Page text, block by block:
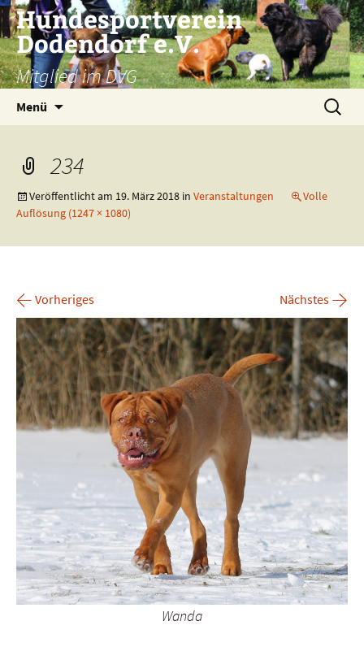
Zum
Inhalt
springen
Hundesportverein
Dodendorf e.V.
Mitglied im DVG
Menü
Suchen
nach:
234
Veröffentlicht am 19. März 2018 in Veranstaltungen
Volle
Auflösung (1247 × 1080)
← Vorheriges Nächstes →
Wanda